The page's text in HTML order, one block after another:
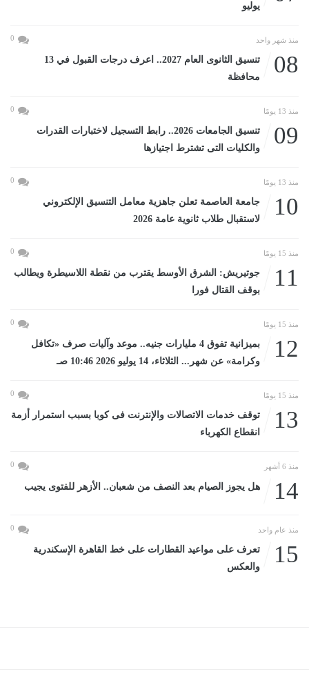
يوليو
منذ شهر واحد 0
08
تنسيق الثانوى العام 2027.. اعرف درجات القبول في 13
محافظة
منذ 13 يومًا 0
09
تنسيق الجامعات 2026.. رابط التسجيل لاختبارات القدرات
والكليات التى تشترط اجتيازها
منذ 13 يومًا 0
10
جامعة العاصمة تعلن جاهزية معامل التنسيق الإلكتروني
لاستقبال طلاب ثانوية عامة 2026
منذ 15 يومًا 0
11
جوتيريش: الشرق الأوسط يقترب من نقطة اللاسيطرة ويطالب
بوقف القتال فورا
منذ 15 يومًا 0
12
بميزانية تفوق 4 مليارات جنيه.. موعد وآليات صرف «تكافل
وكرامة» عن شهر... الثلاثاء، 14 يوليو 2026 10:46 صـ
منذ 15 يومًا 0
13
توقف خدمات الاتصالات والإنترنت فى كوبا بسبب استمرار أزمة
انقطاع الكهرباء
منذ 6 أشهر 0
14 هل يجوز الصيام بعد النصف من شعبان.. الأزهر للفتوى يجيب
منذ عام واحد 0
15
تعرف على مواعيد القطارات على خط القاهرة الإسكندرية
والعكس